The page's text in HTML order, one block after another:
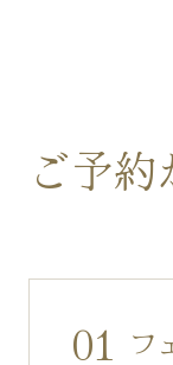
ご予
01 フ